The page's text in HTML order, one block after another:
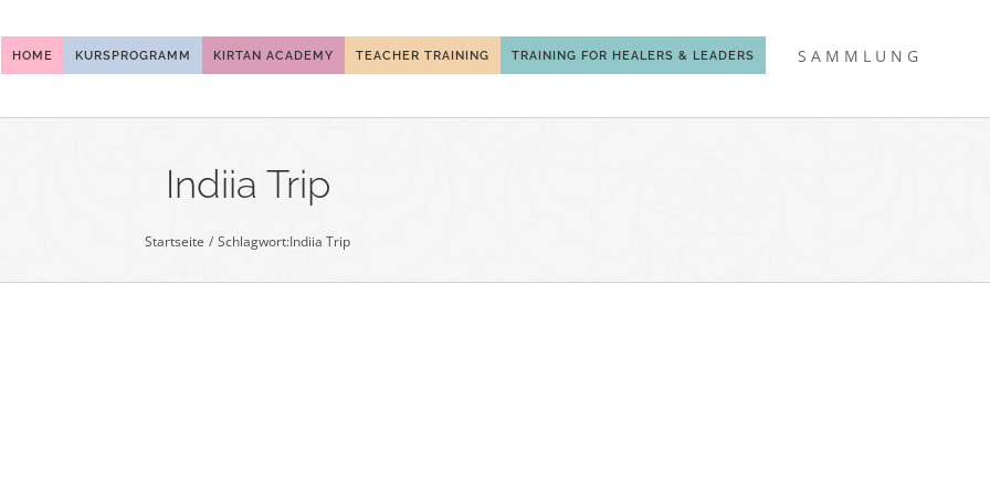
HOME KURSPROGRAMM KIRTAN ACADEMY TEACHER TRAINING TRAINING FOR HEALERS & LEADERS SAMMLUNG
Indiia Trip
Startseite Schlagwort:Indiia Trip